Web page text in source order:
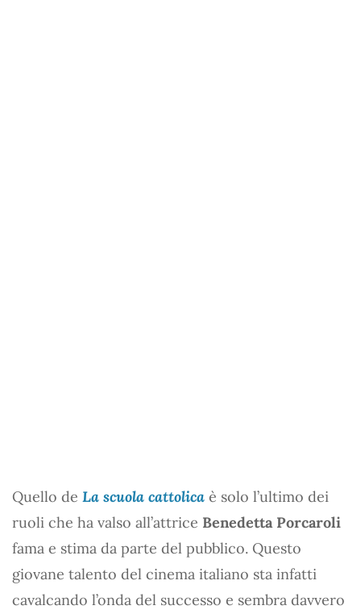
Quello de La scuola cattolica è solo l’ultimo dei
ruoli che ha valso all’attrice Benedetta Porcaroli
fama e stima da parte del pubblico. Questo
giovane talento del cinema italiano sta infatti
cavalcando l’onda del successo e sembra davvero